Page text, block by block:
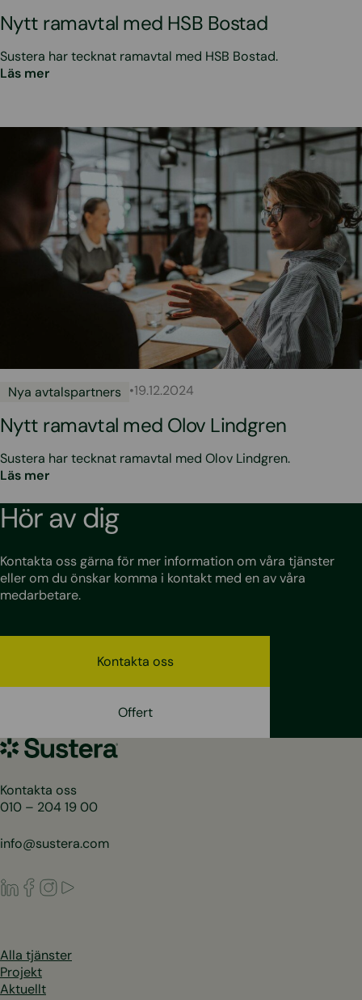
Nytt ramavtal med HSB Bostad
Sustera har tecknat ramavtal med HSB Bostad.
Läs mer
Nya avtalspartners •19.12.2024
Nytt ramavtal med Olov Lindgren
Sustera har tecknat ramavtal med Olov Lindgren.
Läs mer
Hör av dig
Kontakta oss gärna för mer information om våra tjänster
eller om du önskar komma i kontakt med en av våra
medarbetare.
Kontakta oss
Offert
Sustera
Sweden
Kontakta oss
010 – 204 19 00
info@sustera.com
LinkedIn
Facebook
Instagram
Alla tjänster
Projekt
Aktuellt